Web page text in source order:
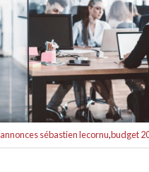
annonces sébastien lecornu,budget